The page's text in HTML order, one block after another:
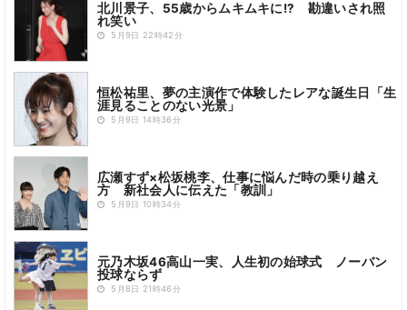
北川景子、55歳からムキムキに!? 勘違いされ照
れ笑い
5月9日 22時42分
恒松祐里、夢の主演作で体験したレアな誕生日「生
涯見ることのない光景」
5月9日 14時36分
広瀬すず×松坂桃李、仕事に悩んだ時の乗り越え
方 新社会人に伝えた「教訓」
5月9日 10時34分
元乃木坂46高山一実、人生初の始球式 ノーバン
投球ならず
5月8日 21時46分